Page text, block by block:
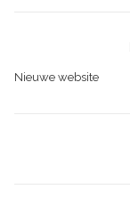
Nieuwe website